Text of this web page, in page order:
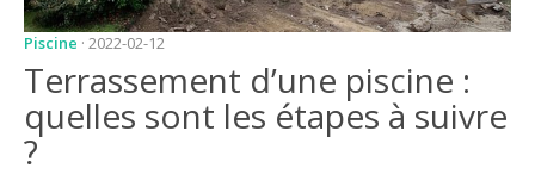
JARDIN
PISCINE
Piscine · 2022-02-12
Terrassement d’une piscine :
quelles sont les étapes à suivre
?